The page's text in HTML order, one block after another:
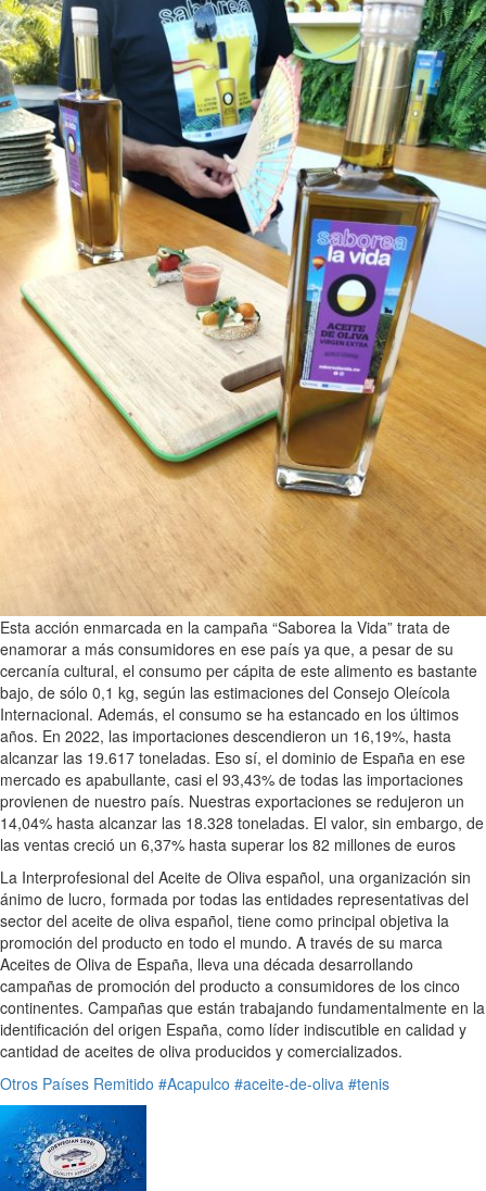
Esta acción enmarcada en la campaña “Saborea la Vida” trata de
enamorar a más consumidores en ese país ya que, a pesar de su
cercanía cultural, el consumo per cápita de este alimento es bastante
bajo, de sólo 0,1 kg, según las estimaciones del Consejo Oleícola
Internacional. Además, el consumo se ha estancado en los últimos
años. En 2022, las importaciones descendieron un 16,19%, hasta
alcanzar las 19.617 toneladas. Eso sí, el dominio de España en ese
mercado es apabullante, casi el 93,43% de todas las importaciones
provienen de nuestro país. Nuestras exportaciones se redujeron un
14,04% hasta alcanzar las 18.328 toneladas. El valor, sin embargo, de
las ventas creció un 6,37% hasta superar los 82 millones de euros
La Interprofesional del Aceite de Oliva español, una organización sin
ánimo de lucro, formada por todas las entidades representativas del
sector del aceite de oliva español, tiene como principal objetiva la
promoción del producto en todo el mundo. A través de su marca
Aceites de Oliva de España, lleva una década desarrollando
campañas de promoción del producto a consumidores de los cinco
continentes. Campañas que están trabajando fundamentalmente en la
identificación del origen España, como líder indiscutible en calidad y
cantidad de aceites de oliva producidos y comercializados.
Otros Países Remitido #Acapulco #aceite-de-oliva #tenis